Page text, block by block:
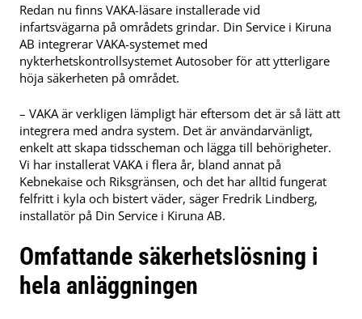
Redan nu finns VAKA-läsare installerade vid
infartsvägarna på områdets grindar. Din Service i Kiruna
AB integrerar VAKA-systemet med
nykterhetskontrollsystemet Autosober för att ytterligare
höja säkerheten på området.
– VAKA är verkligen lämpligt här eftersom det är så lätt att
integrera med andra system. Det är användarvänligt,
enkelt att skapa tidsscheman och lägga till behörigheter.
Vi har installerat VAKA i flera år, bland annat på
Kebnekaise och Riksgränsen, och det har alltid fungerat
felfritt i kyla och bistert väder, säger Fredrik Lindberg,
installatör på Din Service i Kiruna AB.
Omfattande säkerhetslösning i
hela anläggningen